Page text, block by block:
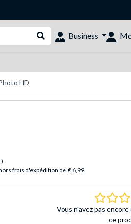
Rechercher dans le shop
Business
HD
)
frais d'expédition de € 6,99.
Vous n'avez pas
ce